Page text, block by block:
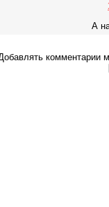
А
комментарии